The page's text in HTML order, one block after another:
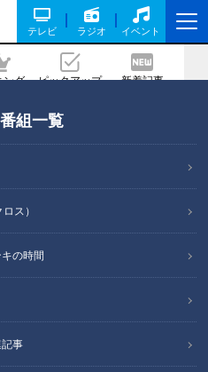
テレビ ラジオ イベント
ング ピックアップ 新着記事
番組一覧
ス）
の時間
事
山氏が送った熱き
に戻る